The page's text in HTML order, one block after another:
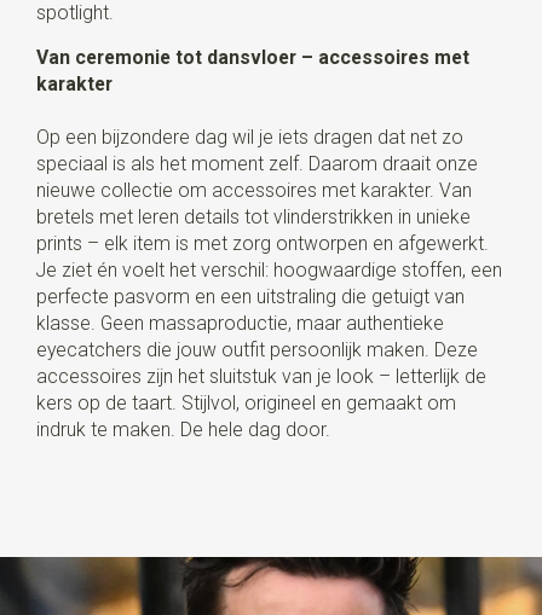
spotlight.
Van ceremonie tot dansvloer – accessoires met
karakter
Op een bijzondere dag wil je iets dragen dat net zo
speciaal is als het moment zelf. Daarom draait onze
nieuwe collectie om accessoires met karakter. Van
bretels met leren details tot vlinderstrikken in unieke
prints – elk item is met zorg ontworpen en afgewerkt.
Je ziet én voelt het verschil: hoogwaardige stoffen, een
perfecte pasvorm en een uitstraling die getuigt van
klasse. Geen massaproductie, maar authentieke
eyecatchers die jouw outfit persoonlijk maken. Deze
accessoires zijn het sluitstuk van je look – letterlijk de
kers op de taart. Stijlvol, origineel en gemaakt om
indruk te maken. De hele dag door.